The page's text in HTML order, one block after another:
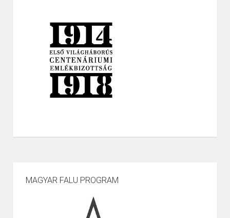
MAGYAR FALU PROGRAM